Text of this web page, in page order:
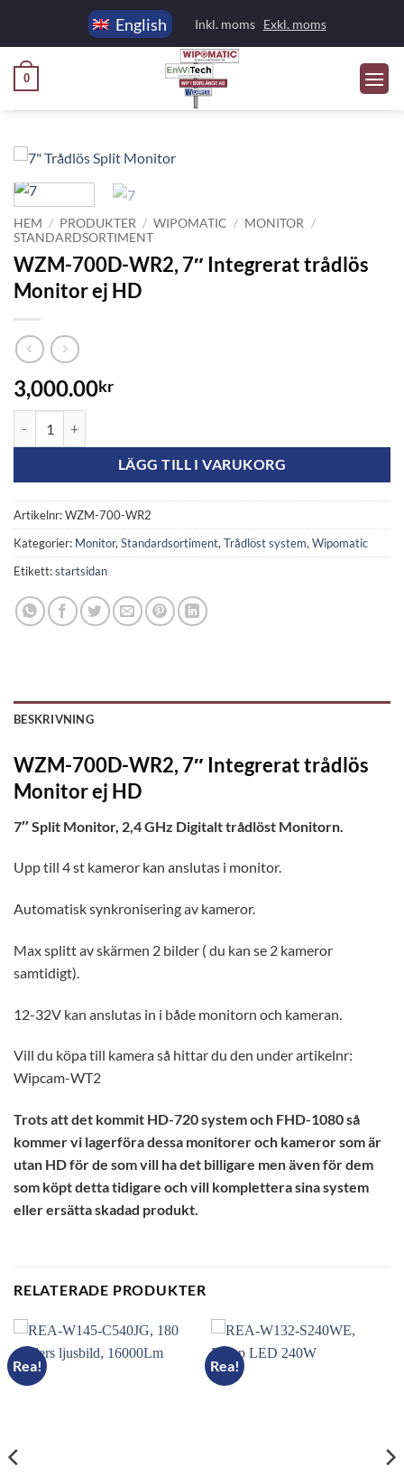
English Inkl. moms Exkl. moms
0
HEM / PRODUKTER / WIPOMATIC / MONITOR
/
STANDARDSORTIMENT
WZM-700D-WR2, 7″ Integrerat trådlös
Monitor ej HD
3,000.00kr
LÄGG TILL I VARUKORG
Artikelnr:WZM-700-WR2
Kategorier: Monitor,Standardsortiment,Trådlöst system,Wipomatic
Etikett:startsidan
BESKRIVNING
WZM-700D-WR2, 7″ Integrerat trådlös
Monitor ej HD
7″ Split Monitor, 2,4 GHz Digitalt trådlöst Monitorn.
Upp till 4 st kameror kan anslutas i monitor.
Automatisk synkronisering av kameror.
Max splitt av skärmen 2 bilder ( du kan se 2 kameror
samtidigt).
12-32V kan anslutas in i både monitorn och kameran.
Vill du köpa till kamera så hittar du den under artikelnr:
Wipcam-WT2
Trots att det kommit HD-720 system och FHD-1080 så
kommer vi lagerföra dessa monitorer och kameror som är
utan HD för de som vill ha det billigare men även för dem
som köpt detta tidigare och vill komplettera sina system
eller ersätta skadad produkt.
RELATERADE PRODUKTER
Rea! Rea!